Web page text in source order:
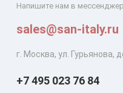
Напишите нам в мессенджер
sales@san-italy.ru
г. Москва, ул. Гурьянова,
+7 495 023 76 84